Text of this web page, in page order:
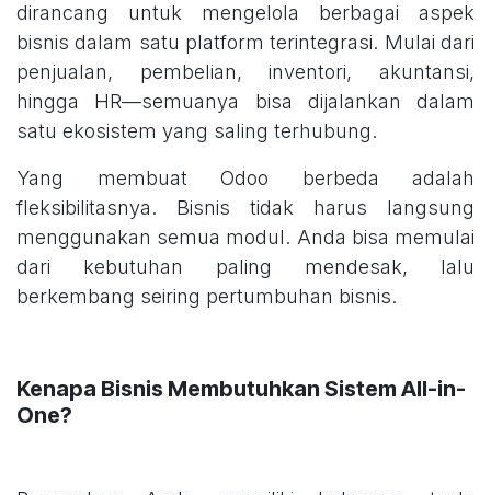
dirancang untuk mengelola berbagai aspek
bisnis dalam satu platform terintegrasi. Mulai dari
penjualan, pembelian, inventori, akuntansi,
hingga HR—semuanya bisa dijalankan dalam
satu ekosistem yang saling terhubung.
Yang membuat Odoo berbeda adalah
fleksibilitasnya. Bisnis tidak harus langsung
menggunakan semua modul. Anda bisa memulai
dari kebutuhan paling mendesak, lalu
berkembang seiring pertumbuhan bisnis.
Kenapa Bisnis Membutuhkan Sistem All-in-
One?